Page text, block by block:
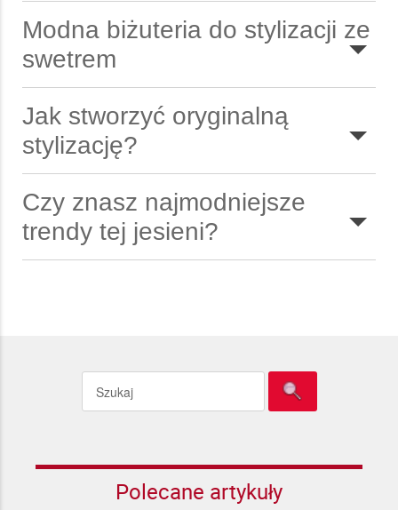
Modna biżuteria do stylizacji ze
swetrem
CZYTAJ DALEJ
Jak stworzyć oryginalną
stylizację?
CZYTAJ DALEJ
Czy znasz najmodniejsze
trendy tej jesieni?
Polecane artykuły